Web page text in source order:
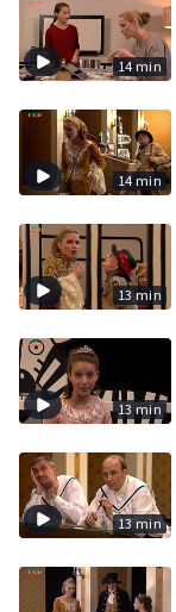
14 min
14 min
13 min
13 min
13 min